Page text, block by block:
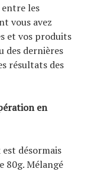
entre les
vous avez
et vos produits
des dernières
résultats des
en
désormais
80g. Mélangé